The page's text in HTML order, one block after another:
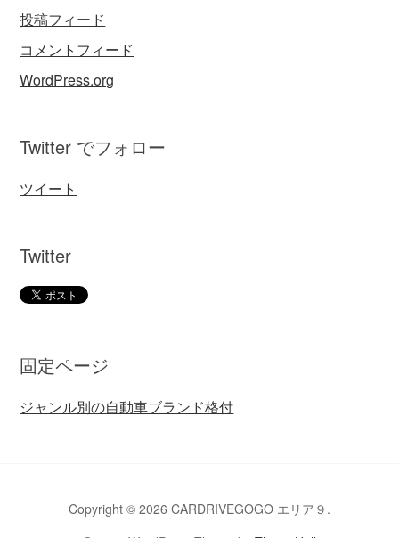
投稿フィード
コメントフィード
WordPress.org
Twitter でフォロー
ツイート
Twitter
固定ページ
ジャンル別の自動車ブランド格付
Copyright © 2026 CARDRIVEGOGO エリア９.